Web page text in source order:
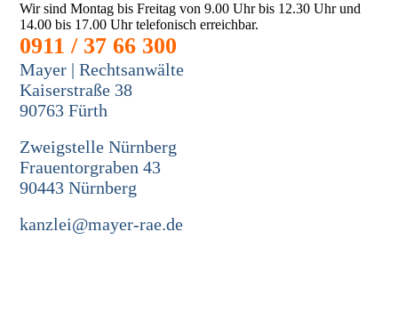
Wir sind Montag bis Freitag von 9.00 Uhr bis 12.30 Uhr und
14.00 bis 17.00 Uhr telefonisch erreichbar.
0911 / 37 66 300
Mayer | Rechtsanwälte
Kaiserstraße 38
90763 Fürth
Zweigstelle Nürnberg
Frauentorgraben 43
90443 Nürnberg
kanzlei@mayer-rae.de